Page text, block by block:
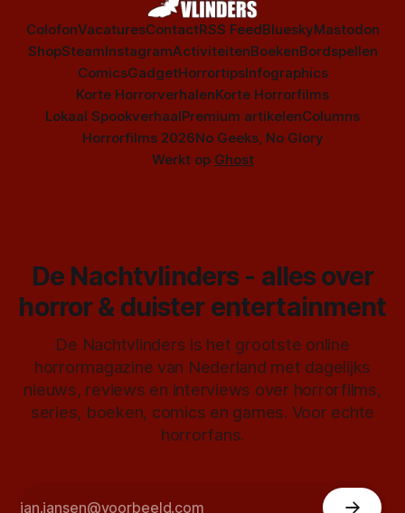
ColofonVacaturesContactRSS FeedBlueskyMastodon
ShopSteamInstagramActiviteitenBoekenBordspellen
ComicsGadgetHorrortipsInfographics
Korte HorrorverhalenKorte Horrorfilms
Lokaal SpookverhaalPremium artikelenColumns
Horrorfilms 2026No Geeks, No Glory
Werkt op Ghost
De Nachtvlinders - alles over
horror & duister entertainment
De Nachtvlinders is het grootste online
horrormagazine van Nederland met dagelijks
nieuws, reviews en interviews over horrorfilms,
series, boeken, comics en games. Voor echte
horrorfans.